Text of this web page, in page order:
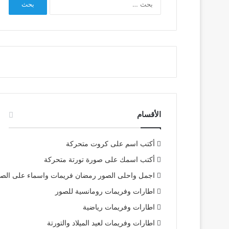
الأقسام
أكتب اسم على كروت متحركة
أكتب اسمك على صورة تورتة متحركة
اجمل واحلى الصور رمضان فريمات واسماء على
اطارات وفريمات رومانسية للصور
اطارات وفريمات رياضية
اطارات وفريمات لعيد الميلاد والتورتة